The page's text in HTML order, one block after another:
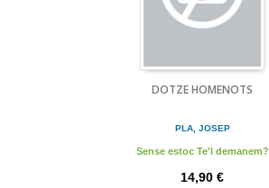
DOTZE HOMENOTS
PLA, JOSEP
Sense estoc Te'l demanem?
14,90 €